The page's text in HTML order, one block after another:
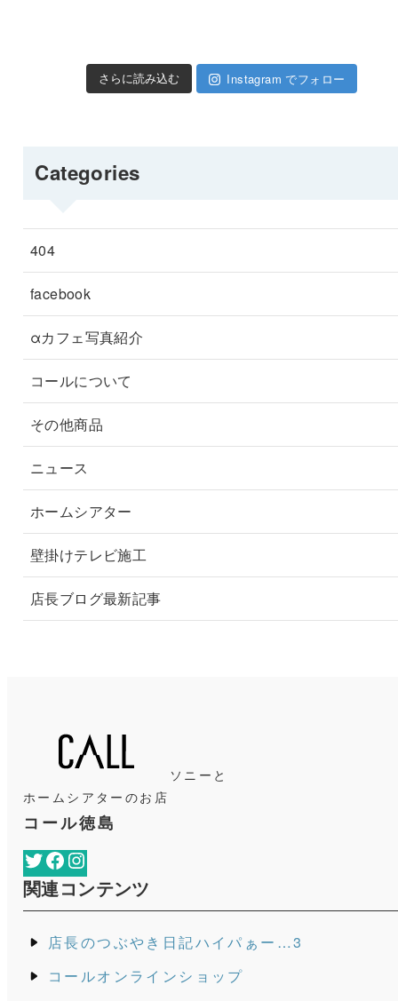
さらに読み込む Instagram でフォロー
Categories
404
facebook
αカフェ写真紹介
コールについて
その他商品
ニュース
ホームシアター
壁掛けテレビ施工
店長ブログ最新記事
ソニーと
ホームシアターのお店
コール徳島
TwitterFacebook
関連コンテンツ
店長のつぶやき日記ハイパぁー…3
コールオンラインショップ